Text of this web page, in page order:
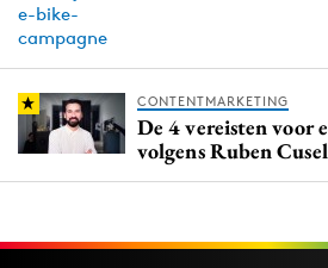
CONTENTMARKETING
De 4 vereisten voor
volgens Ruben